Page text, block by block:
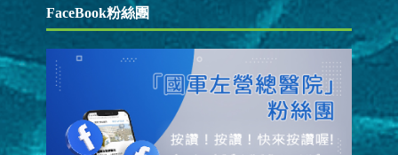
FaceBook粉絲團